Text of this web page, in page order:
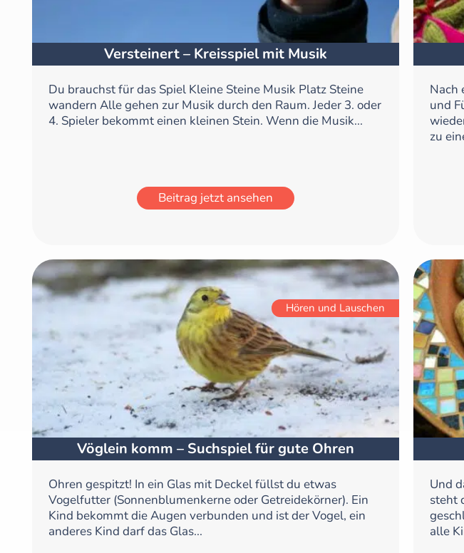
Versteinert – Kreisspiel mit Musik
Du brauchst für das Spiel Kleine Steine Musik Platz Steine
wandern Alle gehen zur Musik durch den Raum. Jeder 3. oder
4. Spieler bekommt einen kleinen Stein. Wenn die Musik...
Beitrag jetzt ansehen
Nach
und
zu
Hören und Lauschen
Vöglein komm – Suchspiel für gute Ohren
Ohren gespitzt! In ein Glas mit Deckel füllst du etwas
Vogelfutter (Sonnenblumenkerne oder Getreidekörner). Ein
Kind bekommt die Augen verbunden und ist der Vogel, ein
anderes Kind darf das Glas...
Und
steht
alle